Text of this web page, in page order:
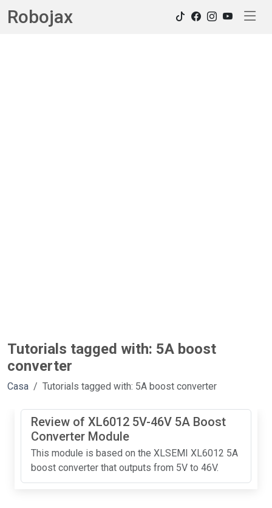
Robojax
Tutorials tagged with: 5A boost
converter
Casa Tutorials tagged with: 5A boost converter
Review of XL6012 5V-46V 5A Boost
Converter Module
This module is based on the XLSEMI XL6012 5A
boost converter that outputs from 5V to 46V.